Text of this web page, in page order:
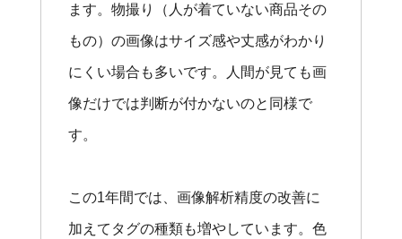
ます。物撮り（人が着ていない商品その
もの）の画像はサイズ感や丈感がわかり
にくい場合も多いです。人間が見ても画
像だけでは判断が付かないのと同様で
す。
この1年間では、画像解析精度の改善に
加えてタグの種類も増やしています。色